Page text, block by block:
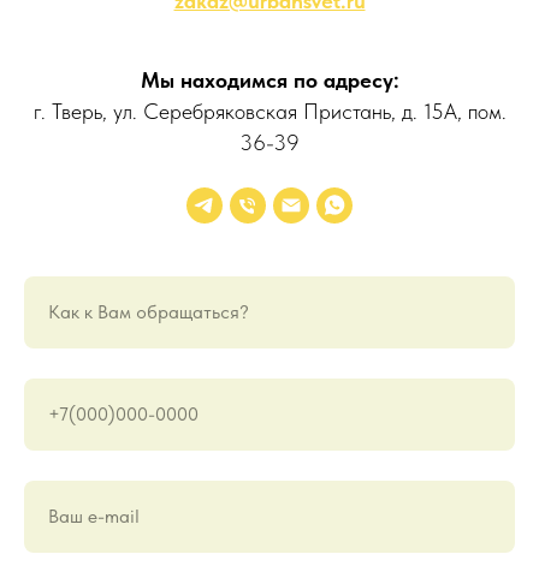
Мы находимся по адресу:
г. Тверь, ул. Серебряковская Пристань, д. 15А, пом.
36-39
Как к Вам обращаться?
+7(000)000-0000
Ваш е-mail